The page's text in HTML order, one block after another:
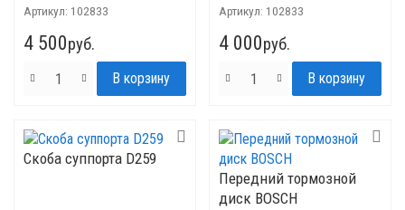
Артикул: 102833
4 500руб.
Артикул: 102833
4 000руб.
Скоба суппорта D259
Передний тормозной
диск BOSCH